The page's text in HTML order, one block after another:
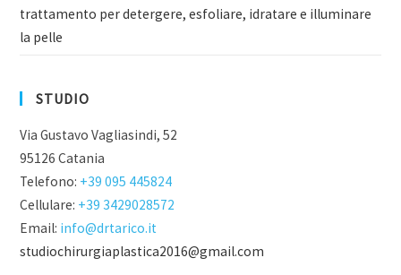
trattamento per detergere, esfoliare, idratare e illuminare
la pelle
STUDIO
Via Gustavo Vagliasindi, 52
95126 Catania
Telefono: +39 095 445824
Cellulare: +39 3429028572
Email: info@drtarico.it
studiochirurgiaplastica2016@gmail.com